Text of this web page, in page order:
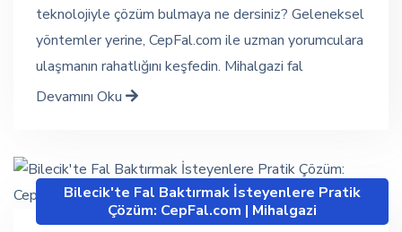
teknolojiyle çözüm bulmaya ne dersiniz? Geleneksel
yöntemler yerine, CepFal.com ile uzman yorumculara
ulaşmanın rahatlığını keşfedin. Mihalgazi fal
Devamını Oku
Bilecik'te Fal Baktırmak İsteyenlere Pratik
Çözüm: CepFal.com | Mihalgazi